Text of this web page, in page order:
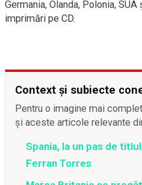
Germania, Olanda, Polonia,
imprimări pe CD.
Context și subiecte
Pentru o imagine mai
și aceste articole relevante
Spania, la un pas de
Ferran Torres